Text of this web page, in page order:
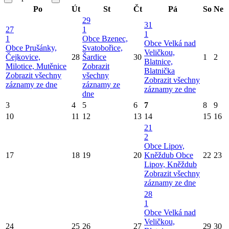
Po
Út St Čt Pá So Ne
27
1
Obce Prušánky,
Čejkovice,
Milotice, Mutěnice
Zobrazit všechny
záznamy ze dne
28
29
1
Obce Bzenec,
Svatobořice,
Šardice
Zobrazit
všechny
záznamy ze
dne
30
31
1
Obce Velká nad
Veličkou,
Blatnice,
Blatnička
Zobrazit všechny
záznamy ze dne
1 2
3 4 5 6 7 8
9
10
11 12 13 14 15 16
17 18 19 20
21
2
Obce Lipov,
Kněždub Obce
Lipov, Kněždub
Zobrazit všechny
záznamy ze dne
22 23
24 25 26 27
28
1
Obce Velká nad
Veličkou,
29 30